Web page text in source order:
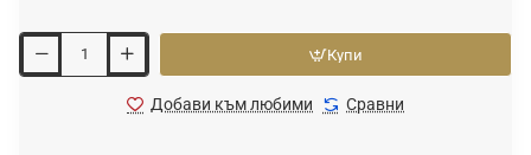
Купи
Добави към любими Сравни